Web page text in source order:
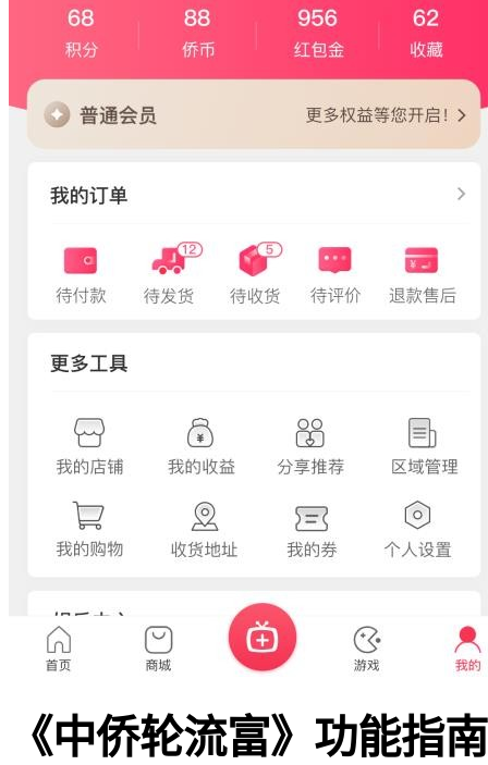
《中侨轮流富》功能指